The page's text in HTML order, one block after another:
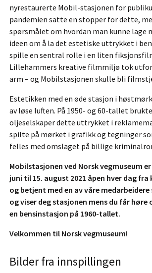
nyrestaurerte Mobil-stasjonen for
pandemien satte en stopper for dette,
spørsmålet om hvordan man kunne lage
ideen om å la det estetiske uttrykket i
spille en sentral rolle i en liten
Lillehammers kreative filmmiljø tok
arm – og Mobilstasjonen skulle bli
Estetikken med en øde stasjon i
av løse luften. På 1950- og 60-tallet
oljeselskaper dette uttrykket i
spilte på mørket i grafikk og tegninger
felles med omslaget på billige
Mobilstasjonen ved Norsk vegmuseum
juni til 15. august 2021 åpen hver dag fra
og betjent med en av våre
og viser deg stasjonen mens du får høre
en bensinstasjon på 1960-tallet.
Velkommen til Norsk vegmuseum!
Bilder fra innspillingen